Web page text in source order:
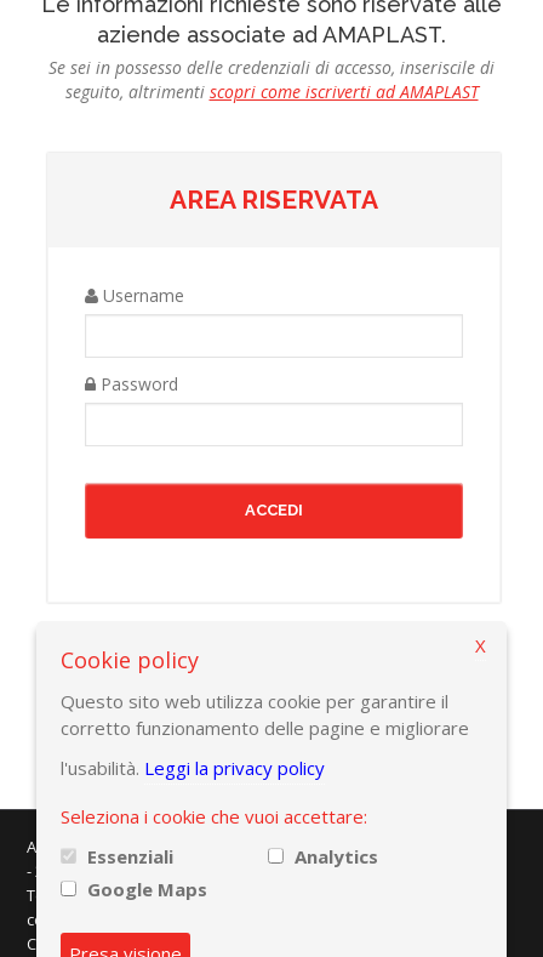
aziende associate ad AMAPLAST.
Se sei in possesso delle credenziali di accesso, inseriscile di
seguito, altrimenti scopri come iscriverti ad AMAPLAST
AREA RISERVATA
Username
Password
Torna alla pagina precedente
AMAPLAST - Centro Direzionale Milanofiori - Strada 1 - Palazzo F/3
- 20057 Assago (MI)
Tel. +39 02 8228371 - e-mail:
codice fiscale: 80134430158 - PEC:
Copyright © 2026 Promaplast srl. Tutti i diritti riservati.
Cookie policy
Questo sito web utilizza cookie per garantire il
corretto funzionamento delle pagine e migliorare
l'usabilità. Leggi la privacy policy
Seleziona i cookie che vuoi accettare:
Essenziali
Analytics
Google Maps
X